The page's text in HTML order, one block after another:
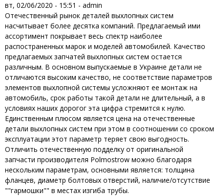
вт, 02/06/2020 - 15:51 - admin
Отечественный рынок деталей выхлопных систем
насчитывает более десятка компаний. Предлагаемый ими
ассортимент покрывает весь спектр наиболее
распостраненных марок и моделей автомобилей. Качество
предлагаемых запчатей выхлопных систем остается
различным. В основном выпускаемые в Украине детали не
отличаются высоким качество, не соответствие параметров
элементов выхлопной системы усложняют ее монтаж на
автомобиль, срок работы такой детали не длительный, а в
условиях наших дорогог эта цифра стремится к нулю.
Единственным плюсом является цена на отечественные
детали выхлопных систем при этом в соотношении со сроком
эксплуатации этот параметр теряет свою выгодность.
Отличить отечественную подделку от оригинальной
запчасти производителя Polmostrow можно благодаря
нескольким параметрам, основными является: толщина
фланцев, диаметр болтовых отверстий, наличие/отсутствие
""гармошки"" в местах изгиба трубы.